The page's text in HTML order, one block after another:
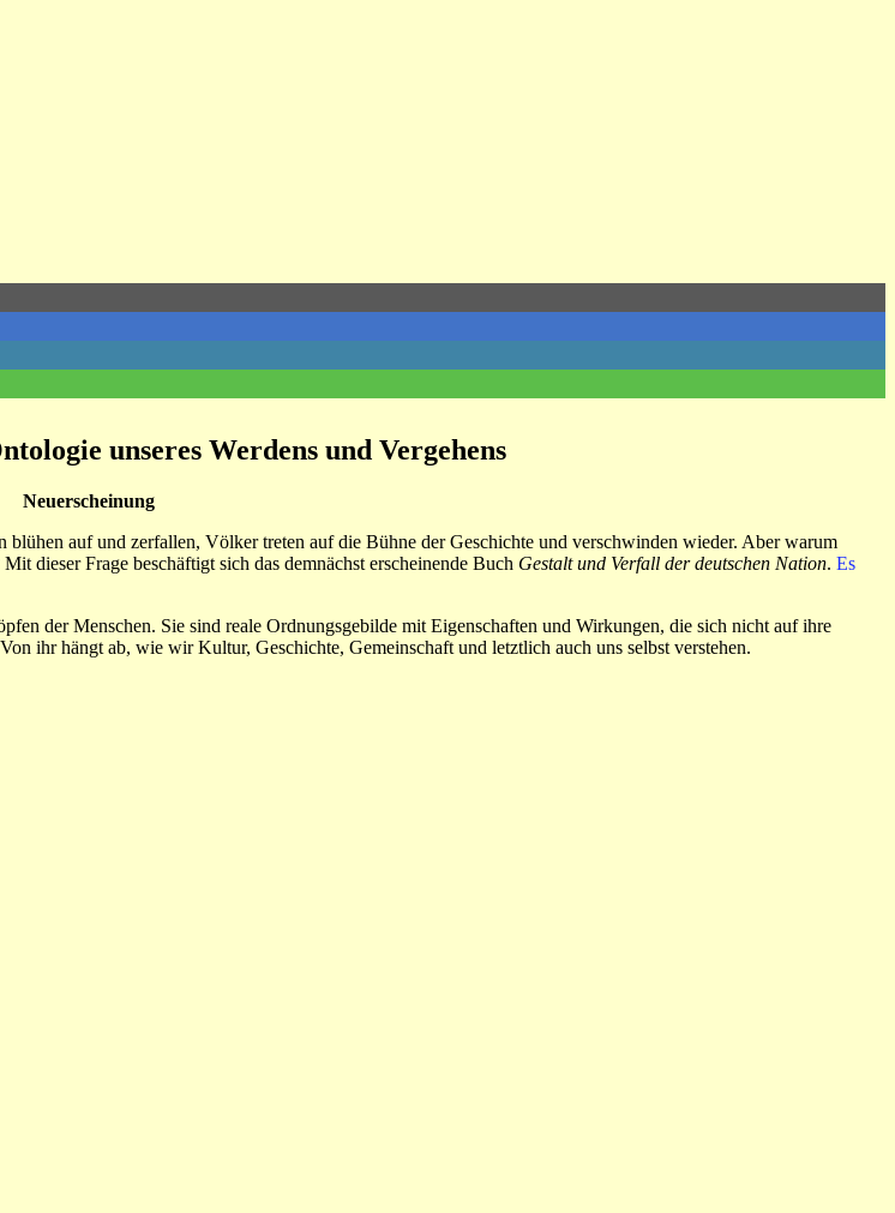
unseres Werdens und Vergehens
Neuerscheinung
auf und zerfallen, Völker treten auf die Bühne der Geschichte und verschwinden wieder. Aber warum
dieser Frage beschäftigt sich das demnächst erscheinende Buch Gestalt und Verfall der deutschen Nation. Es
der Menschen. Sie sind reale Ordnungsgebilde mit Eigenschaften und Wirkungen, die sich nicht auf ihre
ihr hängt ab, wie wir Kultur, Geschichte, Gemeinschaft und letztlich auch uns selbst verstehen.